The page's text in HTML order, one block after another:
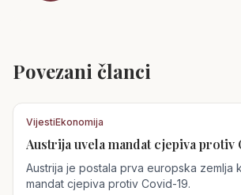
Povezani članci
VijestiEkonomija
Austrija uvela mandat cjepiva protiv
Austrija je postala prva europska zemlja
mandat cjepiva protiv Covid-19.